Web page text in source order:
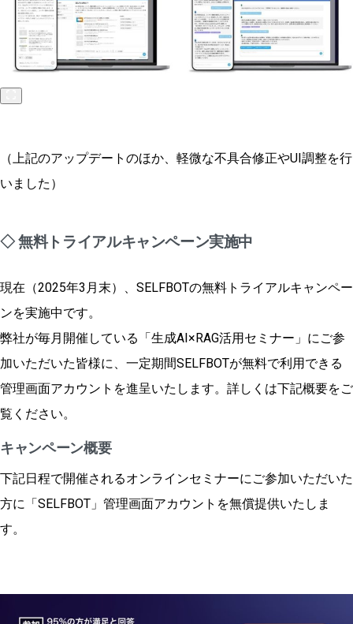
（上記のアップデートのほか、軽微な不具合修正やUI調整を行
いました）
◇ 無料トライアルキャンペーン実施中
現在（2025年3月末）、SELFBOTの無料トライアルキャンペー
ンを実施中です。
弊社が毎月開催している「生成AI×RAG活用セミナー」にご参
加いただいた皆様に、一定期間SELFBOTが無料で利用できる
管理画面アカウントを進呈いたします。詳しくは下記概要をご
覧ください。
キャンペーン概要
下記日程で開催されるオンラインセミナーにご参加いただいた
方に「SELFBOT」管理画面アカウントを無償提供いたしま
す。